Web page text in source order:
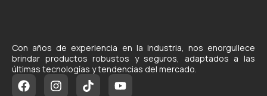
Con años de experiencia en la industria, nos enorgullece
brindar productos robustos y seguros, adaptados a las
últimas tecnologías y tendencias del mercado.